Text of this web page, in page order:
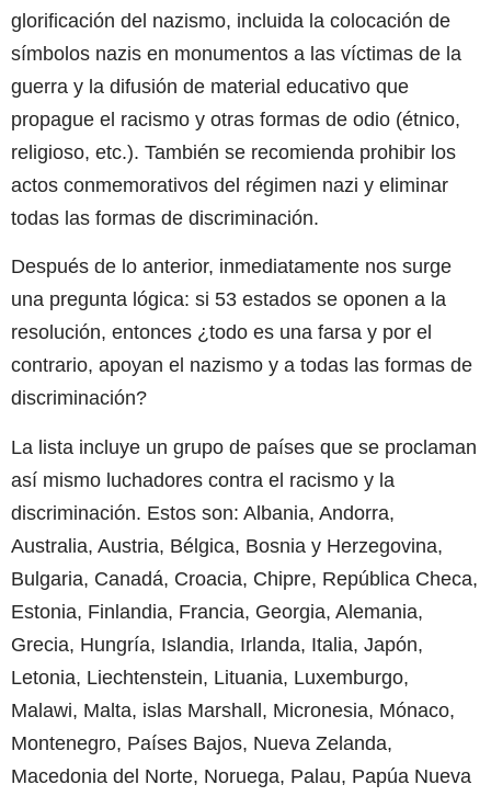
glorificación del nazismo, incluida la colocación de
símbolos nazis en monumentos a las víctimas de la
guerra y la difusión de material educativo que
propague el racismo y otras formas de odio (étnico,
religioso, etc.). También se recomienda prohibir los
actos conmemorativos del régimen nazi y eliminar
todas las formas de discriminación.
Después de lo anterior, inmediatamente nos surge
una pregunta lógica: si 53 estados se oponen a la
resolución, entonces ¿todo es una farsa y por el
contrario, apoyan el nazismo y a todas las formas de
discriminación?
La lista incluye un grupo de países que se proclaman
así mismo luchadores contra el racismo y la
discriminación. Estos son: Albania, Andorra,
Australia, Austria, Bélgica, Bosnia y Herzegovina,
Bulgaria, Canadá, Croacia, Chipre, República Checa,
Estonia, Finlandia, Francia, Georgia, Alemania,
Grecia, Hungría, Islandia, Irlanda, Italia, Japón,
Letonia, Liechtenstein, Lituania, Luxemburgo,
Malawi, Malta, islas Marshall, Micronesia, Mónaco,
Montenegro, Países Bajos, Nueva Zelanda,
Macedonia del Norte, Noruega, Palau, Papúa Nueva